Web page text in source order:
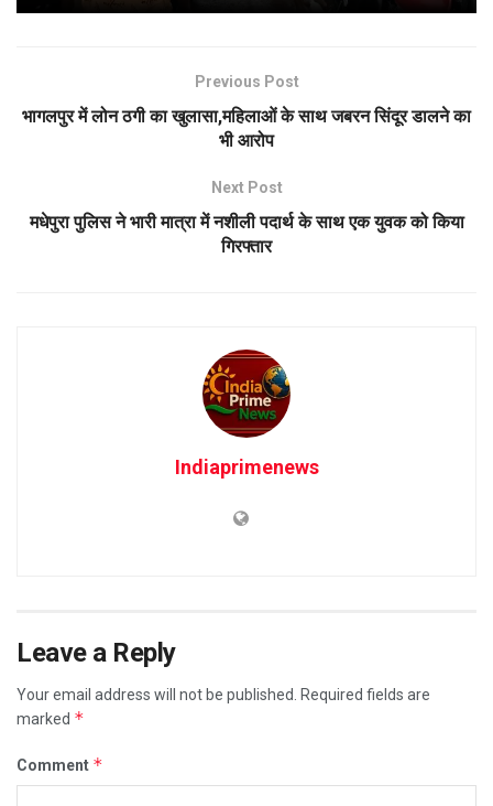
Previous Post
भागलपुर में लोन ठगी का खुलासा,महिलाओं के साथ जबरन सिंदूर डालने का
भी आरोप
Next Post
मधेपुरा पुलिस ने भारी मात्रा में नशीली पदार्थ के साथ एक युवक को किया
गिरफ्तार
Indiaprimenews
Leave a Reply
Your email address will not be published.
Required fields are
marked *
Comment *